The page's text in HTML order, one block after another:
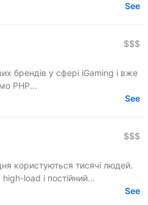
See
$$$
PHP...
See
$$$
користуються тисячі людей.
load і постійний...
See